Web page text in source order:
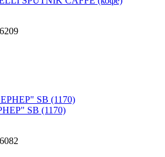
SB (1170)